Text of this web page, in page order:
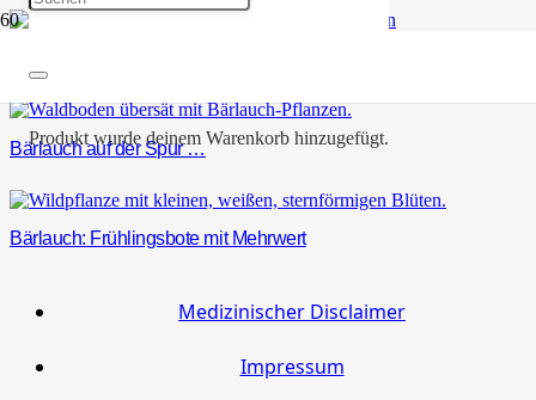
Produkt wurde deinem Warenkorb hinzugefügt.
Bärlauch auf der Spur …
Bärlauch: Frühlingsbote mit Mehrwert
Medizinischer Disclaimer
Impressum